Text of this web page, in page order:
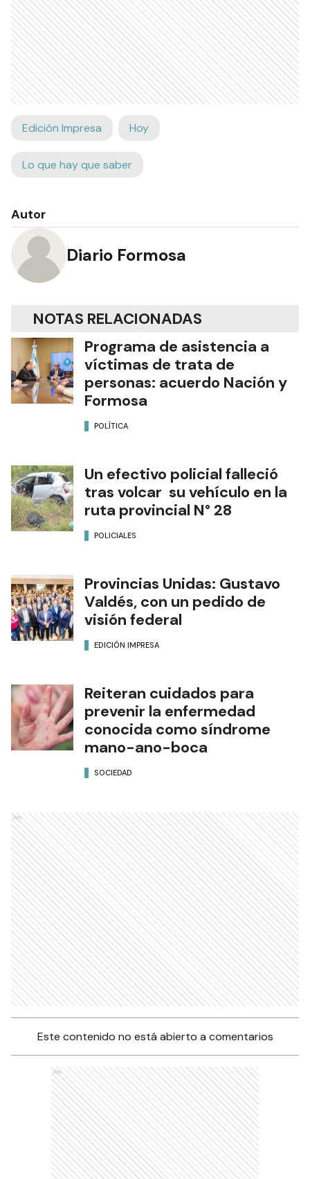
Edición Impresa Hoy
Lo que hay que saber
Autor
Diario Formosa
NOTAS RELACIONADAS
Programa de asistencia a
víctimas de trata de
personas: acuerdo Nación y
Formosa
POLÍTICA
Un efectivo policial falleció
tras volcar su vehículo en la
ruta provincial N° 28
POLICIALES
Provincias Unidas: Gustavo
Valdés, con un pedido de
visión federal
EDICIÓN IMPRESA
Reiteran cuidados para
prevenir la enfermedad
conocida como síndrome
mano-ano-boca
SOCIEDAD
Ads
Este contenido no está abierto a comentarios
Ads